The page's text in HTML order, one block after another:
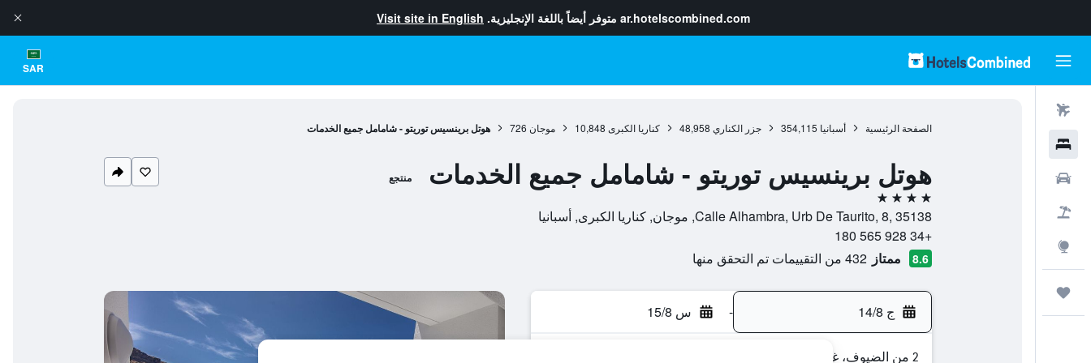
ar.hotelscombined.com متوفر أيضاً باللغة الإنجليزية. Visit site in English
SAR
الصفحة الرئيسية أسبانيا 354,115 جزر الكناري 48,958 كناريا الكبرى 10,848 موجان 726 هوتل برينسيس توريتو - شامامل جميع الخدمات
هوتل برينسيس توريتو - شامامل جميع الخدمات منتجع
4 نجوم
Calle Alhambra, Urb De Taurito, 8, 35138, موجان, كناريا الكبرى, أسبانيا
+34 928 565 180
8.6 ممتاز 432 من التقييمات تم التحقق منها
ج 14/8 - س 15/8
2 من الضيوف، غرفة واحدة